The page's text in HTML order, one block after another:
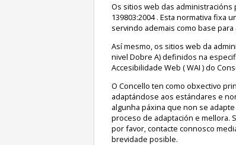
Os sitios web das
139803:2004 . Esta normativa
servindo ademais como base
Así mesmo, os sitios web da
nivel Dobre A) definidos na
Accesibilidade Web ( WAI ) do
O Concello ten como obxectivo
adaptándose aos estándares e
algunha páxina que non se
proceso de adaptación e mellora.
por favor, contacte connosco
brevidade posible.